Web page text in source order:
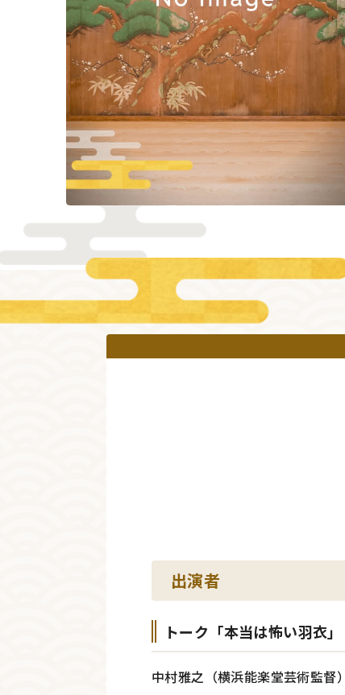
出演者
トーク「本当は怖い羽衣」
中村雅之（横浜能楽堂芸術監督）